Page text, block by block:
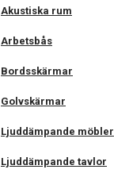
Akustiska rum
Arbetsbås
Bordsskärmar
Golvskärmar
Ljuddämpande möbler
Ljuddämpande tavlor